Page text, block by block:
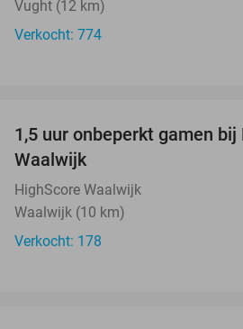
Vught (12 km)
Verkocht: 774
1,5 uur onbeperkt gamen bij
Waalwijk
HighScore Waalwijk
Waalwijk (10 km)
Verkocht: 178